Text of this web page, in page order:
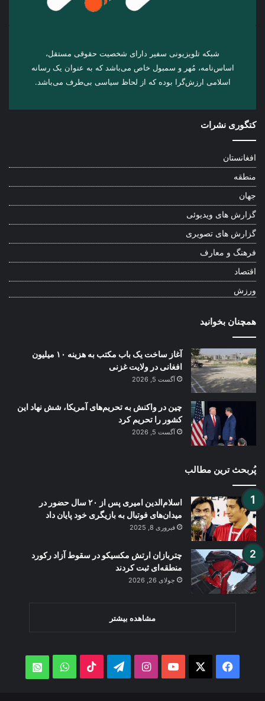
شبکه تلویزیونی سفیر دارای شخصیت حقوقی مستقل،
اساس‌نامه، مُهر و سمبول خاص می‌باشد که به عنوان یک رسانه
اسلامی ارزش‌گرا بوده که از لحاظ سیاسی بی‌طرف می‌باشد.
کتگوری نشرات
افغانستان
منطقه
جهان
گزارش های ویدیوئی
گزارش های تصویری
فرهنگ و معارف
اقتصاد
ورزش
همچنان بخوانید
آغاز ساخت یک باب مکتب به هزینه ۱۰ میلیون
افغانی در ولایت غزنی
آگست 5, 2026
چین در واکنش به تحریم‌های آمریکا، شش نهاد این
کشور را تحریم کرد
آگست 5, 2026
پُربحث ترین مطالب
اسلام‌الدین امیری پس از ۲۰ سال حضور در
میدان‌های فوتبال به بازیگری خود پایان داد
فبروری 8, 2025
چتربازان ارتش مکسیکو در سقوط آزاد رکورد
منطقه‌ای ثبت کردند
جولای 26, 2026
مشاهده بیشتر
Facebook
YouTube
Instagram
Telegram
TikTok
WhatsApp